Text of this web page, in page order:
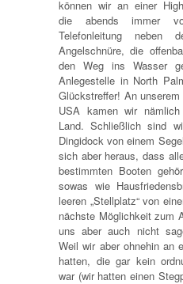
können wir an einer
die abends immer
Telefonleitung
Angelschnüre, die
den Weg ins Wasser
Anlegestelle in North
Glückstreffer! An
USA kamen wir
Land. Schließlich sind
Dingidock von einem
sich aber heraus, dass
bestimmten Booten
sowas wie
leeren „Stellplatz“ von
nächste Möglichkeit zum
uns aber auch nicht
Weil wir aber ohnehin an
hatten, die gar kein
war (wir hatten einen